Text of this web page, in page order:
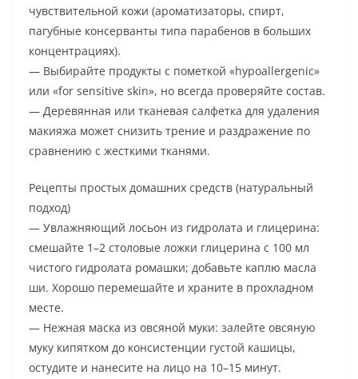
чувствительной кожи (ароматизаторы, спирт,
пагубные консерванты типа парабенов в больших
концентрациях).
— Выбирайте продукты с пометкой «hypoallergenic»
или «for sensitive skin», но всегда проверяйте состав.
— Деревянная или тканевая салфетка для удаления
макияжа может снизить трение и раздражение по
сравнению с жесткими тканями.
Рецепты простых домашних средств (натуральный
подход)
— Увлажняющий лосьон из гидролата и глицерина:
смешайте 1–2 столовые ложки глицерина с 100 мл
чистого гидролата ромашки; добавьте каплю масла
ши. Хорошо перемешайте и храните в прохладном
месте.
— Нежная маска из овсяной муки: залейте овсяную
муку кипятком до консистенции густой кашицы,
остудите и нанесите на лицо на 10–15 минут.